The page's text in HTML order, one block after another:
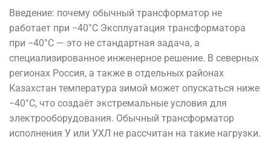
Введение: почему обычный трансформатор не
работает при −40°C Эксплуатация трансформатора
при −40°C — это не стандартная задача, а
специализированное инженерное решение. В северных
регионах Россия, а также в отдельных районах
Казахстан температура зимой может опускаться ниже
−40°C, что создаёт экстремальные условия для
электрооборудования. Обычный трансформатор
исполнения У или УХЛ не рассчитан на такие нагрузки.